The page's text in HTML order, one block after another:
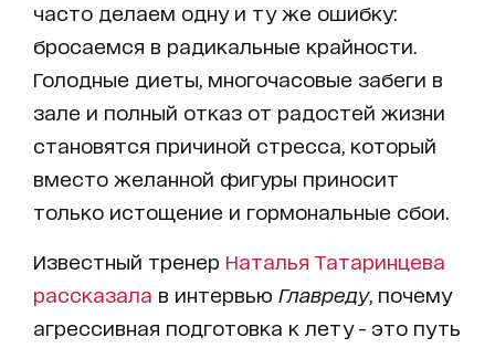
часто делаем одну и ту же ошибку:
бросаемся в радикальные крайности.
Голодные диеты, многочасовые забеги в
зале и полный отказ от радостей жизни
становятся причиной стресса, который
вместо желанной фигуры приносит
только истощение и гормональные сбои.
Известный тренер Наталья Татаринцева
рассказала в интервью Главреду, почему
агрессивная подготовка к лету - это путь